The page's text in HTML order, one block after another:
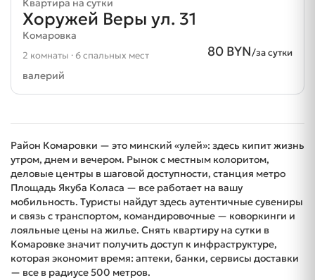
Квартира на сутки
Хоружей Веры ул. 31
Комаровка
80 BYN/за сутки
2 комнаты · 6 спальных мест
валерий
Район Комаровки — это минский «улей»: здесь кипит жизнь
утром, днем и вечером. Рынок с местным колоритом,
деловые центры в шаговой доступности, станция метро
Площадь Якуба Коласа — все работает на вашу
мобильность. Туристы найдут здесь аутентичные сувениры
и связь с транспортом, командировочные — коворкинги и
лояльные цены на жилье. Снять квартиру на сутки в
Комаровке значит получить доступ к инфраструктуре,
которая экономит время: аптеки, банки, сервисы доставки
— все в радиусе 500 метров.